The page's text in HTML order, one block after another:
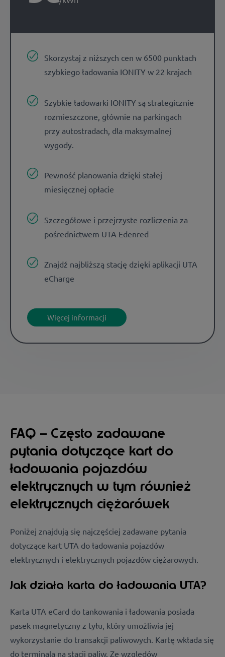
Skorzystaj z niższych cen w 6500 punktach
szybkiego ładowania IONITY w 22 krajach
Szybkie ładowarki IONITY są strategicznie
rozmieszczone, głównie na parkingach
przy autostradach, dla maksymalnej
wygody.
Pewność planowania dzięki stałej
miesięcznej opłacie
Szczegółowe i przejrzyste rozliczenia za
pośrednictwem UTA Edenred
Znajdź najbliższą stację dzięki aplikacji UTA
eCharge
Więcej informacji
FAQ – Często zadawane
pytania dotyczące kart do
ładowania pojazdów
elektrycznych w tym również
elektrycznych ciężarówek
Poniżej znajdują się najczęściej zadawane pytania
dotyczące kart UTA do ładowania pojazdów
elektrycznych i elektrycznych pojazdów ciężarowych.
Jak działa karta do ładowania UTA?
Karta UTA eCard do tankowania i ładowania posiada
pasek magnetyczny z tyłu, który umożliwia jej
wykorzystanie do transakcji paliwowych. Kartę wkłada się
do terminala na stacji paliw. Ze względów